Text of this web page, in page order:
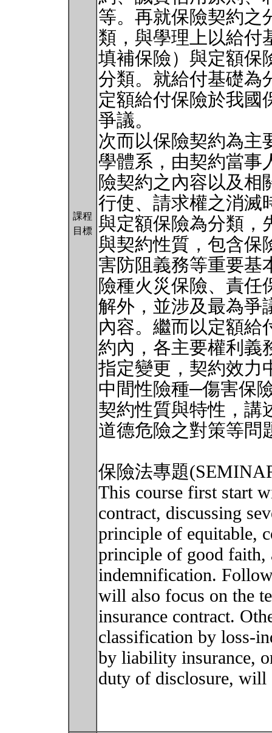
課程
目標
等。再就保險契約之
類，與學理上以給付
填補保險）與定額保
分類。就給付基礎為
定額給付保險於我國
爭議。
次而以保險契約為主
學體系，由契約當事
險契約之內容以及相
行使、請求權之消滅
與定額保險為分類，
與契約性質，包含保
害防阻義務等重要基
險種火災保險、責任
解外，並涉及最為爭
內容。繼而以定額給
約內，各主要權利義
指定變更，契約效力
中間性險種─傷害保
契約性質與特性，講
道德危險之對策等問
保險法專題
This course first start
contract, discussing
principle of equitable,
principle of good faith,
indemnification.
will also focus on the
insurance contract.
classification by loss-
by liability insurance,
duty of disclosure, will